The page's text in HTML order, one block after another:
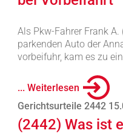
Als Pkw-Fahrer Frank
parkenden Auto der
vorbeifuhr, kam es zu
... Weiterlesen
Gerichtsurteile 2442
(2442) Was ist